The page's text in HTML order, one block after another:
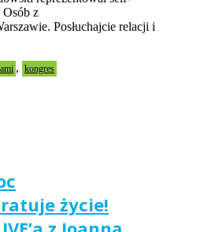
z
Posłuchajcie relacji i
, kongres
życie!